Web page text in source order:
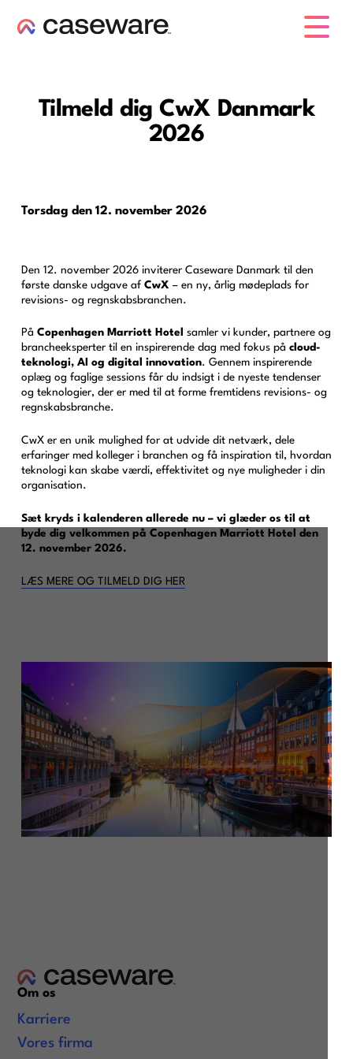
Tilmeld dig CwX Danmark
2026
Torsdag den 12. november 2026
Den 12. november 2026 inviterer Caseware Danmark til den
første danske udgave af CwX – en ny, årlig mødeplads for
revisions- og regnskabsbranchen.
På Copenhagen Marriott Hotel
samler vi kunder, partnere og
brancheeksperter til en inspirerende dag med fokus på cloud-
teknologi, AI og digital innovation. Gennem inspirerende
oplæg og faglige sessions får du indsigt i de nyeste tendenser
og teknologier, der er med til at forme fremtidens revisions- og
regnskabsbranche.
CwX er en unik mulighed for at udvide dit netværk, dele
erfaringer med kolleger i branchen og få inspiration til, hvordan
teknologi kan skabe værdi, effektivitet og nye muligheder i din
organisation.
Sæt kryds i kalenderen allerede nu – vi glæder os til at
byde dig velkommen på Copenhagen Marriott Hotel den
12. november 2026.
LÆS MERE OG TILMELD DIG HER
Om os
Karriere
Vores firma